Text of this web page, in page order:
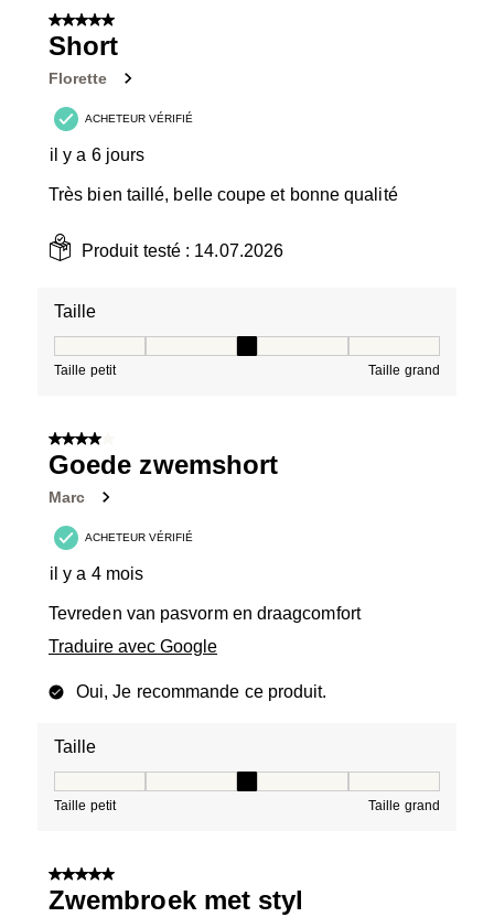
5 sur 5 étoiles.
Short
Florette
ACHETEUR VÉRIFIÉ
il y a 6 jours
Très bien taillé, belle coupe et bonne qualité
Produit testé : 14.07.2026
Taille
Taille petit Taille grand
4 sur 5 étoiles.
Goede zwemshort
Marc
ACHETEUR VÉRIFIÉ
il y a 4 mois
Tevreden van pasvorm en draagcomfort
Traduire avec Google
Oui, Je recommande ce produit.
Taille
Taille petit Taille grand
5 sur 5 étoiles.
Zwembroek met styl